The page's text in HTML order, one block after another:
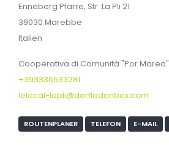
Enneberg Pfarre, Str. La Pli 21
39030 Marebbe
Italien
Cooperativa di Comunità "Por Mareo"
+393336533281
lelocal-lapli@dorfladenbox.com
ROUTENPLANER TELEFON E-MAIL